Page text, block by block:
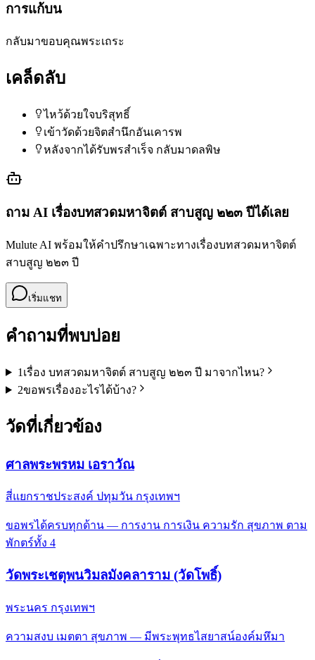
การแก้บน
กลับมาขอบคุณพระเถระ
เคล็ดลับ
ไหว้ด้วยใจบริสุทธิ์
เข้าวัดด้วยจิตสำนึกอันเคารพ
หลังจากได้รับพรสำเร็จ กลับมาดลพิษ
ถาม AI เรื่องบทสวดมหาจิตต์ สาบสูญ ๒๒๓ ปีได้เลย
Mulute AI พร้อมให้คำปรึกษาเฉพาะทางเรื่องบทสวดมหาจิตต์
สาบสูญ ๒๒๓ ปี
เริ่มแชท
คำถามที่พบบ่อย
1 เรื่อง บทสวดมหาจิตต์ สาบสูญ ๒๒๓ ปี มาจากไหน?
2ขอพรเรื่องอะไรได้บ้าง?
วัดที่เกี่ยวข้อง
ศาลพระพรหม เอราวัณ
สี่แยกราชประสงค์ ปทุมวัน กรุงเทพฯ
ขอพรได้ครบทุกด้าน — การงาน การเงิน ความรัก สุขภาพ ตาม
พักตร์ทั้ง 4
วัดพระเชตุพนวิมลมังคลาราม (วัดโพธิ์)
พระนคร กรุงเทพฯ
ความสงบ เมตตา สุขภาพ — มีพระพุทธไสยาสน์องค์มหึมา